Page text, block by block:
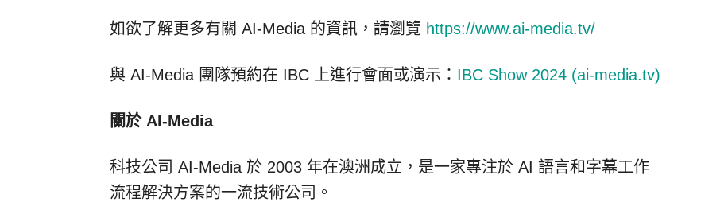
如欲了解更多有關 AI-Media 的資訊，請瀏覽 https://www.ai-media.tv/
與 AI-Media 團隊預約在 IBC 上進行會面或演示： IBC Show 2024 (ai-media.tv)
關於 AI-Media
科技公司 AI-Media 於 2003 年在澳洲成立，是一家專注於 AI 語言和字幕工作
流程解決方案的一流技術公司。